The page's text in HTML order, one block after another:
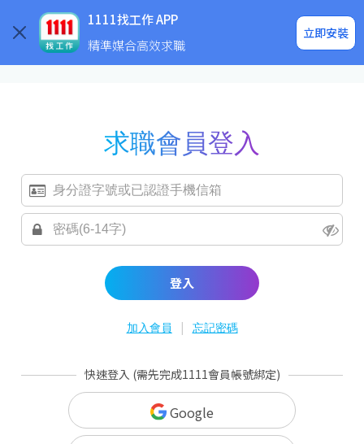
1111找工作 APP
精準媒合高效求職
立即安裝
企業求才
求職會員登入
登入
加入會員 | 忘記密碼
快速登入 (需先完成1111會員帳號綁定)
Google